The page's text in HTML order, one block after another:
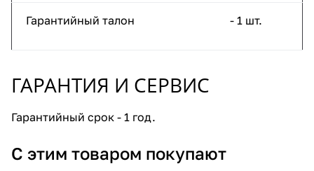
Гарантийный талон - 1 шт.
ГАРАНТИЯ И СЕРВИС
Гарантийный срок - 1 год.
С этим товаром покупают